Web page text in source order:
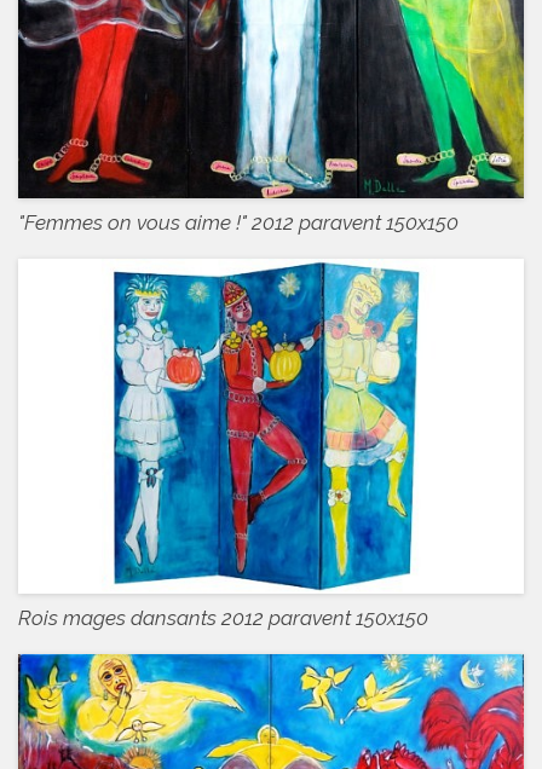
"Femmes on vous aime !" 2012 paravent 150x150
Rois mages dansants 2012 paravent 150x150